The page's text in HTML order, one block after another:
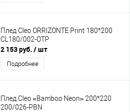
Плед Cleo ORRIZONTE Print 180*200
CL180/002-OTP
2 153 руб. / шт
Подробнее
Плед Cleo «Bamboo Neon» 200*220
200/026-PBN